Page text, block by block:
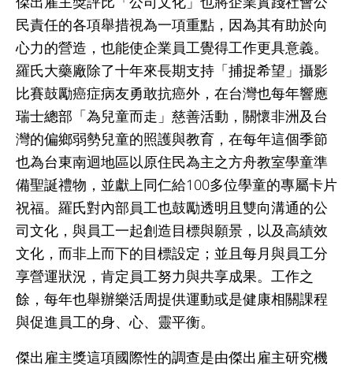
民責任的各項舉措視為一項重點，因為其有助於向
心力的營造，也能使企業員工覺得工作更具意義。
羅氏大藥廠除了十年來長期支持「捕捉希望」攝影
比賽鼓勵癌症病友勇敢抗癌外，在台灣也每年響應
瑞士總部「為兒童而走」慈善活動，關懷非洲及台
灣的偏鄉弱勢兒童的照護與教育，在每年這個季節
也為台東南迴地區以原住民為主之方舟教室學童準
備聖誕禮物，並獻上同仁給100多位學童的專屬卡片
祝福。羅氏對內部員工也鼓勵透明且雙向溝通的公
司文化，與員工一起創造目標與願景，以及高績效
文化，而非上而下的目標設定；並且每月與員工分
享營運狀況，肯定員工努力與共享成果。工作之
餘，每年也舉辦樂活周提供運動或是健康相關課程
與促進員工的身、心、靈平衡。
傑出雇主獎這項國際性的調查是由傑出雇主研究機